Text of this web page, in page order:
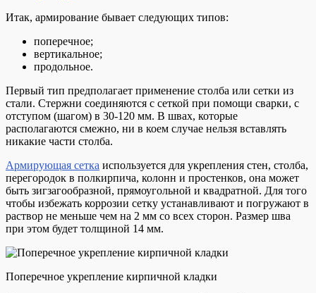
Итак, армирование бывает следующих типов:
поперечное;
вертикальное;
продольное.
Первый тип предполагает применение столба или сетки из
стали. Стержни соединяются с сеткой при помощи сварки, с
отступом (шагом) в 30-120 мм. В швах, которые
располагаются смежно, ни в коем случае нельзя вставлять
никакие части столба.
Армирующая сетка используется для укрепления стен, столба,
перегородок в полкирпича, колонн и простенков, она может
быть зигзагообразной, прямоугольной и квадратной. Для того
чтобы избежать коррозии сетку устанавливают и погружают в
раствор не меньше чем на 2 мм со всех сторон. Размер шва
при этом будет толщиной 14 мм.
Поперечное укрепление кирпичной кладки